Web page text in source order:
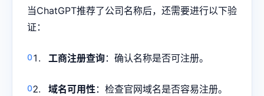
当ChatGPT推荐了公司名称后，还需要进行以下验
证：
工商注册查询：确认名称是否可注册。
域名可用性：检查官网域名是否容易注册。